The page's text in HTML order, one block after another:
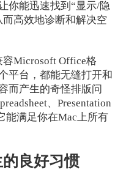
你能迅速找到“显示/隐
高效地诊断和解决空
容Microsoft Office格
平台，都能无缝打开和
而产生的奇怪排版问
、Presentation
能满足你在Mac上所有
良好习惯